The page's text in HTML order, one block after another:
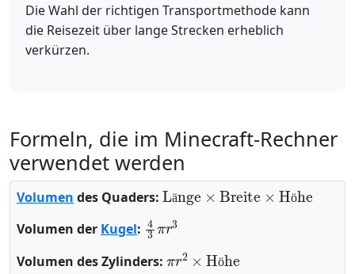
Die Wahl der richtigen Transportmethode kann
die Reisezeit über lange Strecken erheblich
verkürzen.
Formeln, die im Minecraft-Rechner
verwendet werden
Volumen des Quaders: ä ö
Länge×Breite×Höhe
Volumen der Kugel:
4 r
Volumen des Zylinders: ö
r2
Höhe